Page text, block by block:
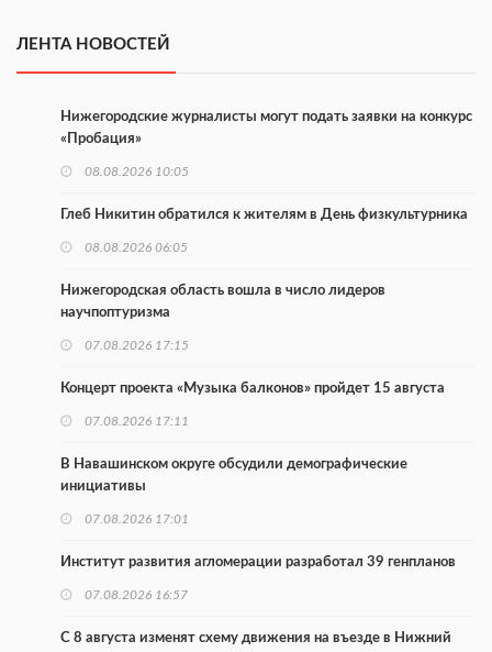
ЛЕНТА НОВОСТЕЙ
Нижегородские журналисты могут подать заявки на конкурс
«Пробация»
08.08.2026 10:05
Глеб Никитин обратился к жителям в День физкультурника
08.08.2026 06:05
Нижегородская область вошла в число лидеров
научпоптуризма
07.08.2026 17:15
Концерт проекта «Музыка балконов» пройдет 15 августа
07.08.2026 17:11
В Навашинском округе обсудили демографические
инициативы
07.08.2026 17:01
Институт развития агломерации разработал 39 генпланов
07.08.2026 16:57
С 8 августа изменят схему движения на въезде в Нижний